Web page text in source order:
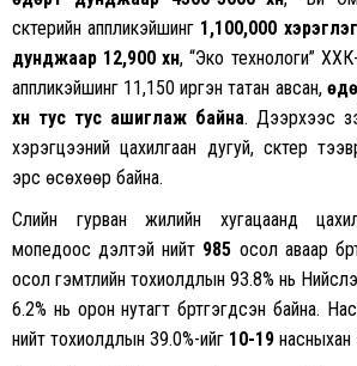
скүүтерийн аппликэйшинг 1,100,000
дунджаар 12,900 хүн, “Эко технологи”
аппликэйшинг 11,150 иргэн татан авсан,
хүн тус тус ашиглаж байна. Дээрхээс
хэрэгцээний цахилгаан дугуй, скүүтер
эрс өсөхөөр байна.
Сүүлийн гурван жилийн хугацаанд
мопедоос үүдэлтэй нийт 985 осол аваар
осол гэмтлийн тохиолдлын 93.8% нь
6.2% нь орон нутагт бүртгэгдсэн байна.
нийт тохиолдлын 39.0%-ийг 10-19